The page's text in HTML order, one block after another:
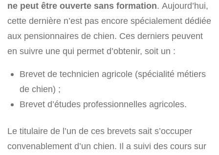
ne peut être ouverte sans formation. Aujourd’hui,
cette dernière n’est pas encore spécialement dédiée
aux pensionnaires de chien. Ces derniers peuvent
en suivre une qui permet d’obtenir, soit un :
Brevet de technicien agricole (spécialité métiers
de chien) ;
Brevet d’études professionnelles agricoles.
Le titulaire de l’un de ces brevets sait s’occuper
convenablement d’un chien. Il a suivi des cours sur